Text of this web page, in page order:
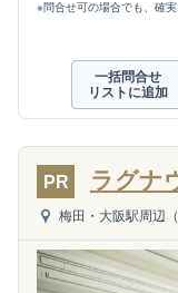
※問合せ可の場合でも、確
一括問合せ
リストに追加
PR ラグナ
梅田・大阪駅周辺